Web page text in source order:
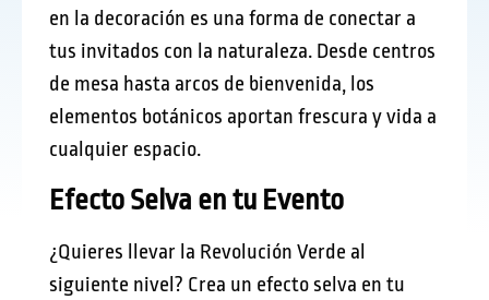
en la decoración es una forma de conectar a
tus invitados con la naturaleza. Desde centros
de mesa hasta arcos de bienvenida, los
elementos botánicos aportan frescura y vida a
cualquier espacio.
Efecto Selva en tu Evento
¿Quieres llevar la Revolución Verde al
siguiente nivel? Crea un efecto selva en tu